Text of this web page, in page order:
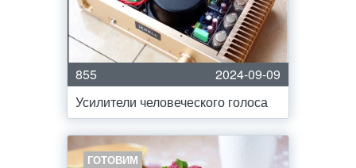
855
2024-09-09
Усилители человеческого голоса
ГОТОВИМ